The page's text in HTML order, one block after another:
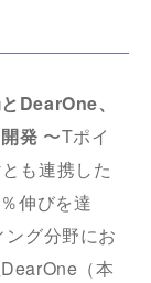
DearOne、
発 〜Tポイ
も連携した
伸びを達
グ分野にお
（本